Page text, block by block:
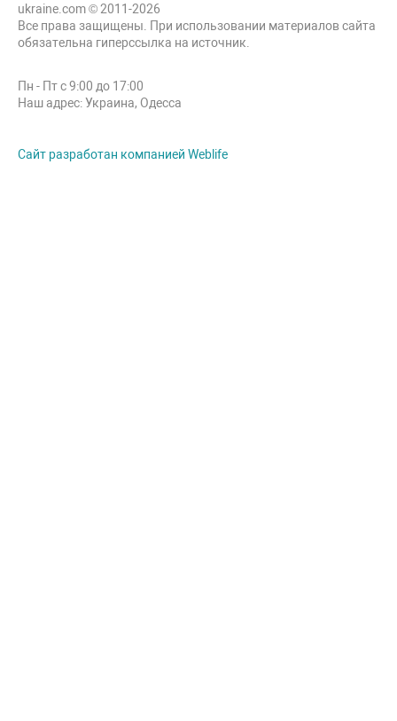
ukraine.com © 2011-2026
Все права защищены. При использовании материалов сайта
обязательна гиперссылка на источник.
Пн - Пт с 9:00 до 17:00
Наш адрес: Украина, Одесса
Сайт разработан компанией Weblife